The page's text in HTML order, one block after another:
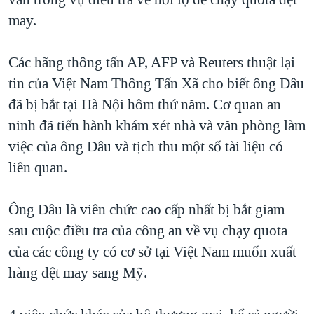
"Tìm"
KINH TẾ
KHOA HỌC
SỨC KHOẺ
VĂN HOÁ
THỂ THAO
TẠI
HÀNH TRÌNH BẦU CỬ 2024
MỘT NĂM CHIẾN TRANH TẠI DẢI GAZA
GIẢI MÃ VÀNH ĐAI & CON ĐƯỜNG
NGÀY TỊ NẠN THẾ GIỚI
TRỊNH VĨNH BÌNH - NGƯỜI HẠ 'BÊN THẮNG CUỘC'
GROUND ZERO – XƯA VÀ NAY
CÁC GIÁ TRỊ CỘNG HÒA Ở VIỆT NAM
THƯỢNG ĐỈNH TRUMP-KIM TẠI VIỆT NAM
TRỊNH VĨNH BÌNH VS. CHÍNH PHỦ VIỆT NAM
NGƯ DÂN VIỆT VÀ LÀN SÓNG TRỘM HẢI SÂM
BÊN KIA QUỐC LỘ: TIẾNG VỌNG TỪ NÔNG THÔN MỸ
VIDEO
MẠNG XÃ HỘI
Ngôn ngữ khác
may.
Các hãng thông tấn AP, AFP và Reuters thuật lại
tin của Việt Nam Thông Tấn Xã cho biết ông Dâu
đã bị bắt tại Hà Nội hôm thứ năm. Cơ quan an
ninh đã tiến hành khám xét nhà và văn phòng làm
việc của ông Dâu và tịch thu một số tài liệu có
liên quan.
Ông Dâu là viên chức cao cấp nhất bị bắt giam
sau cuộc điều tra của công an về vụ chạy quota
của các công ty có cơ sở tại Việt Nam muốn xuất
hàng dệt may sang Mỹ.